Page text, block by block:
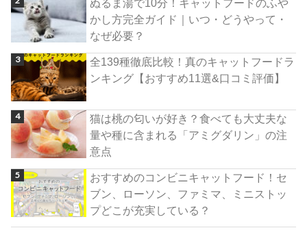
ぬるま湯で10分！キャットフードのふや
かし方完全ガイド｜いつ・どうやって・
なぜ必要？
全139種徹底比較！真のキャットフードラ
ンキング【おすすめ11選&口コミ評価】
猫は桃の匂いが好き？食べても大丈夫な
量や種に含まれる「アミグダリン」の注
意点
おすすめのコンビニキャットフード！セ
ブン、ローソン、ファミマ、ミニストッ
プどこが充実している？